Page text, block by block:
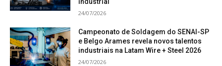
24/07/2026
Campeonato de Soldagem do SENAI-SP
e Belgo Arames revela novos talentos
industriais na Latam Wire + Steel 2026
24/07/2026